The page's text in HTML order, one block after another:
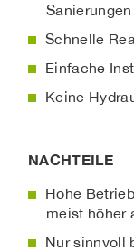
Schnelle
Einfache
Keine
NACHTEILE
Hohe
meist höher
Nur sinnvoll